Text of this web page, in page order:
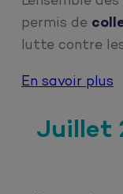
permis de
lutte contre
En savoir plus
Juillet